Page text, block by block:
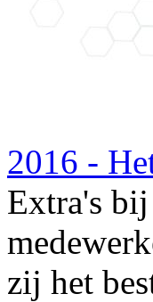
2016 -
Extra's
zij het